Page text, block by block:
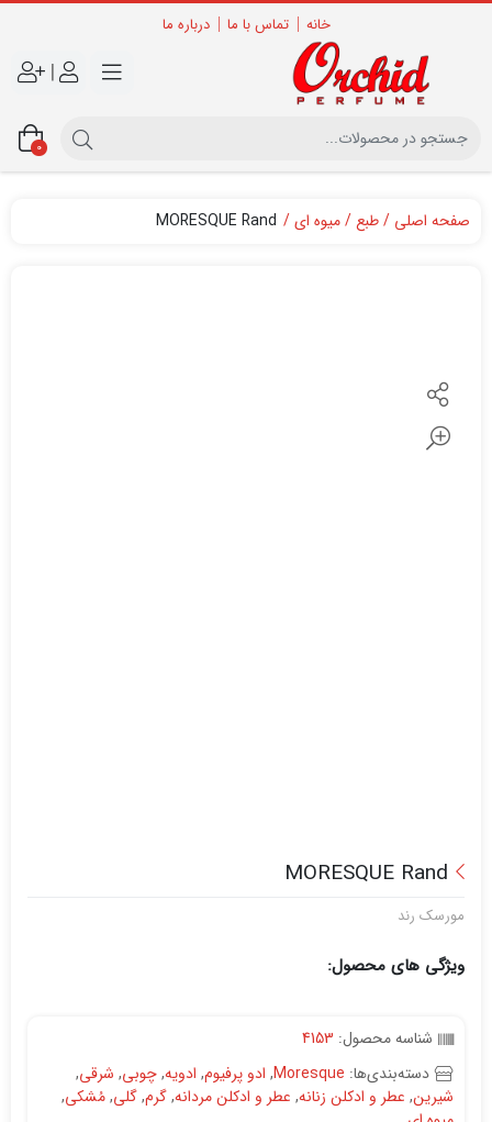
خانه تماس با ما درباره ما
|
0
صفحه اصلی طبع میوه ای MORESQUE Rand
MORESQUE Rand
مورسک رند
ویژگی های محصول:
شناسه محصول: 4153
دسته‌بندی‌ها: Moresque
, ادو پرفیوم, ادویه,چوبی, شرقی,
شیرین, عطر و ادکلن زنانه, عطر و ادکلن مردانه,گرم,گلی,مُشکی,